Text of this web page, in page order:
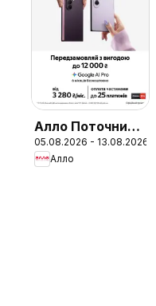
Алло Поточний
каталог
05.08.2026 - 13.08.2026
Алло